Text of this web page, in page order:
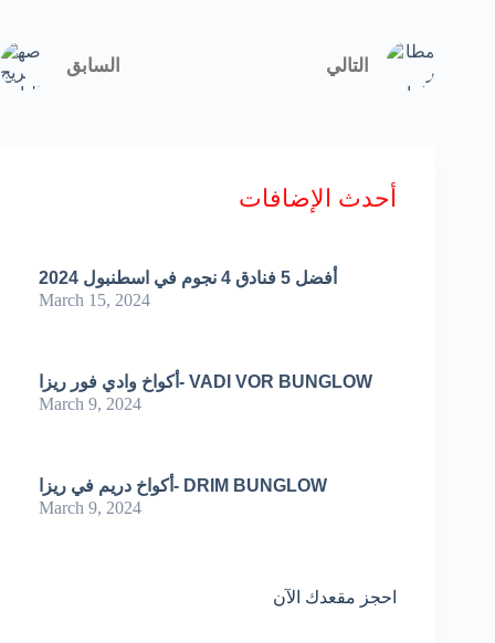
أحدث الإضافات
أفضل 5 فنادق 4 نجوم في اسطنبول 2024
March 15, 2024
أكواخ وادي فور ريزا- VADI VOR BUNGLOW
March 9, 2024
أكواخ دريم في ريزا- DRIM BUNGLOW
March 9, 2024
احجز مقعدك الآن